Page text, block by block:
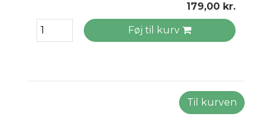
179,00 kr.
Føj til kurv
Til kurven